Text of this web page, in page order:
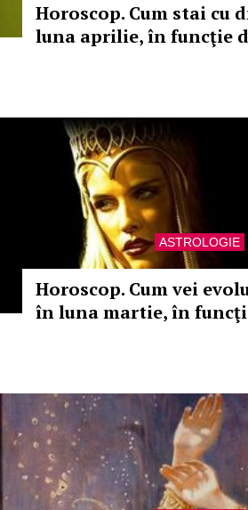
Horoscop. Cum stai cu
luna aprilie, în funcţie
ASTROLOGIE
Horoscop. Cum vei
în luna martie, în